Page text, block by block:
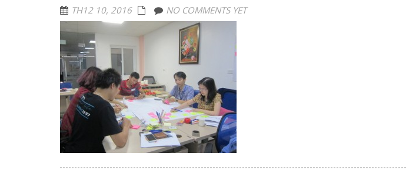
TH12 10, 2016 NO COMMENTS YET